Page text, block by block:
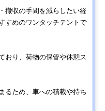
撤収の手間を減らしたい経
すめのワンタッチテントで
おり、荷物の保管や休憩ス
るため、車への積載や持ち